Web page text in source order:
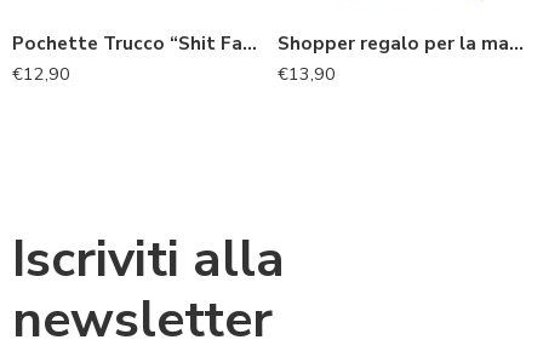
Pochette Trucco “Shit Face”
€12,90
Shopper regalo per la maestra personalizzata
€13,90
Iscriviti alla
newsletter